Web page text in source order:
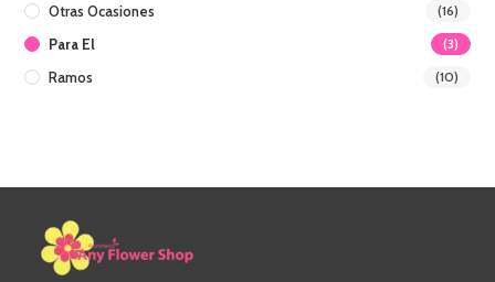
Otras Ocasiones (16)
Para El (3)
Ramos (10)